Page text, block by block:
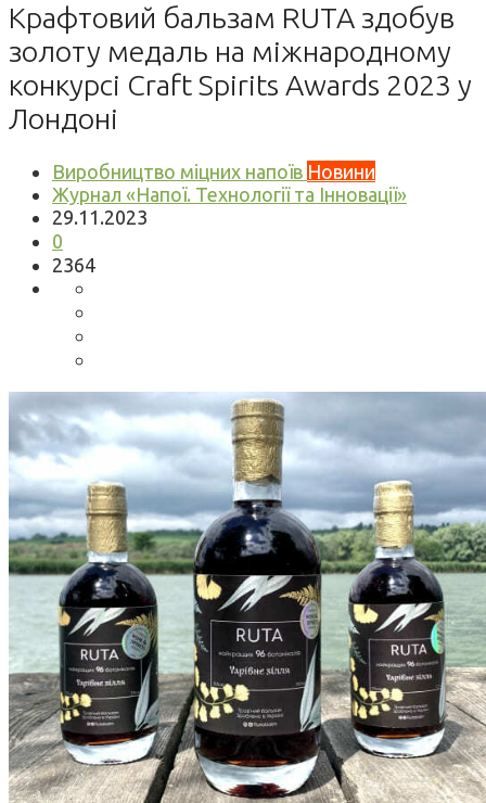
Крафтовий бальзам RUTA здобув
золоту медаль на міжнародному
конкурсі Craft Spirits Awards 2023 у
Лондоні
Виробництво міцних напоїв Новини
Журнал «Напої. Технології та Інновації»
29.11.2023
0
2364